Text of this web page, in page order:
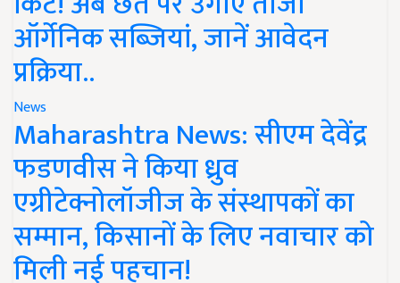
ऑर्गेनिक सब्जियां, जानें आवेदन
प्रक्रिया..
News
Maharashtra News: सीएम देवेंद्र
फडणवीस ने किया ध्रुव
एग्रीटेक्नोलॉजीज के संस्थापकों का
सम्मान, किसानों के लिए नवाचार को
मिली नई पहचान!